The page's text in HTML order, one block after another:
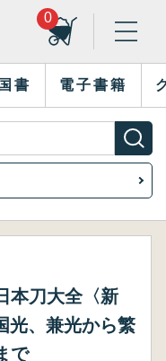
0
書 電子書籍
刀大全〈新
光、兼光から繁
で